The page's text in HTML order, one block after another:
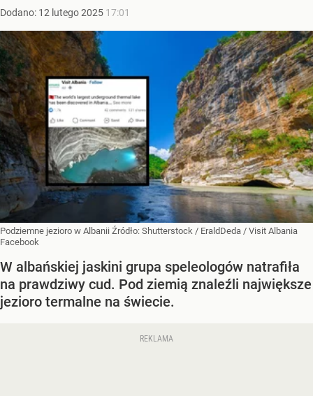
Dodano: 12 lutego2025 17:01
Podziemne jezioro w Albanii Źródło: Shutterstock / EraldDeda / Visit Albania
Facebook
W albańskiej jaskini grupa speleologów natrafiła
na prawdziwy cud. Pod ziemią znaleźli największe
jezioro termalne na świecie.